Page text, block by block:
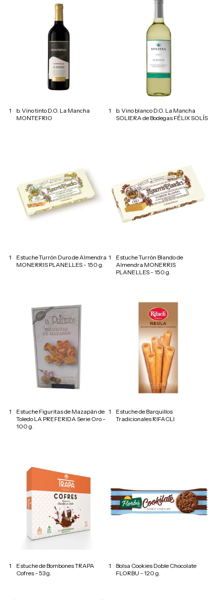
1
b. Vino tinto D.O. La Mancha
MONTEFRIO
1
b. Vino blanco D.O. La Mancha
SOLIERA de Bodegas FÉLIX SOLÍS
1
Estuche Turrón Duro de Almendra
MONERRIS PLANELLES - 150 g.
1
Estuche Turrón Blando de
Almendra MONERRIS
PLANELLES - 150 g.
1
Estuche Figuritas de Mazapán de
Toledo LA PREFERIDA Serie Oro -
100 g.
1
Estuche de Barquillos
Tradicionales RIFACLI
1
Estuche de Bombones TRAPA
Cofres - 53 g.
1
Bolsa Cookies Doble Chocolate
FLORBU - 120 g.